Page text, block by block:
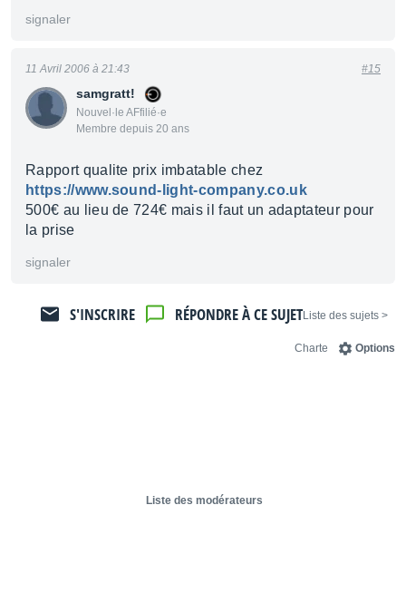
signaler
samgratt!
Nouvel·le AFfilié·e
Membre depuis 20 ans
11 Avril 2006 à 21:43 #15
Rapport qualite prix imbatable chez
https://www.sound-light-company.co.uk
500€ au lieu de 724€ mais il faut un adaptateur pour
la prise
signaler
< Liste des sujets
RÉPONDRE À CE SUJET
S'INSCRIRE
Options
Charte
Liste des modérateurs